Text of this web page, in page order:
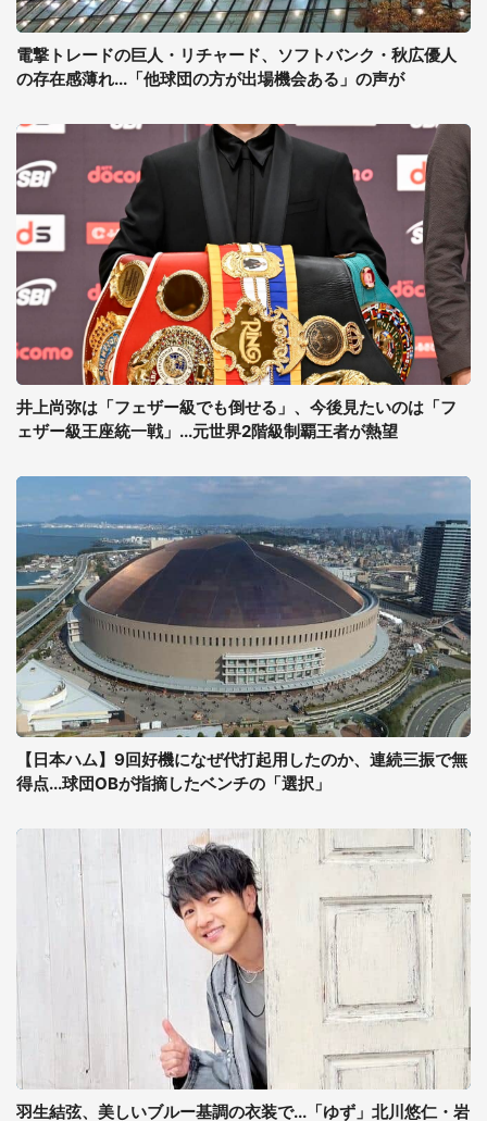
電撃トレードの巨人・リチャード、ソフトバンク・秋広優人
の存在感薄れ...「他球団の方が出場機会ある」の声が
井上尚弥は「フェザー級でも倒せる」、今後見たいのは「フ
ェザー級王座統一戦」...元世界2階級制覇王者が熱望
【日本ハム】9回好機になぜ代打起用したのか、連続三振で無
得点...球団OBが指摘したベンチの「選択」
羽生結弦、美しいブルー基調の衣装で...「ゆず」北川悠仁・岩